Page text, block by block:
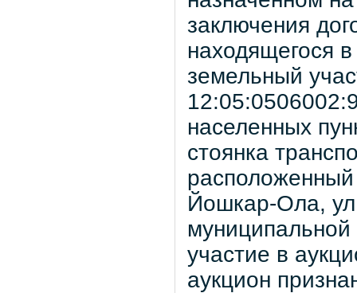
заключения
находящегося
земельный
населенных
стоянка
Йошкар-Ола,
муниципальной
участие в
аукцион